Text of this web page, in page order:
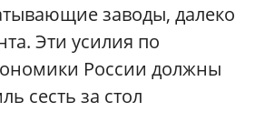
заводы, далеко
Эти усилия по
России должны
сесть за стол